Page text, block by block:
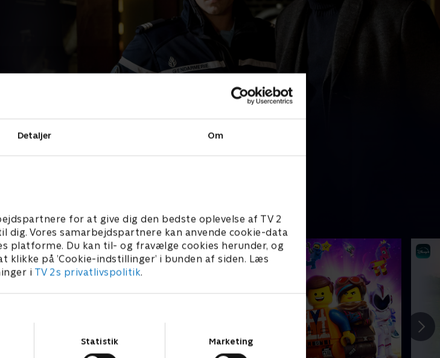
Detaljer Om
for at give dig den bedste oplevelse af TV 2
Vores samarbejdspartnere kan anvende cookie-data
platforme. Du kan til- og fravælge cookies herunder, og
på ’Cookie-indstillinger’ i bunden af siden. Læs
i TV 2s privatlivspolitik.
Statistik Marketing